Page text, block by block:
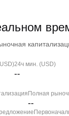
24ч мин. (USD)
--
Полная
--